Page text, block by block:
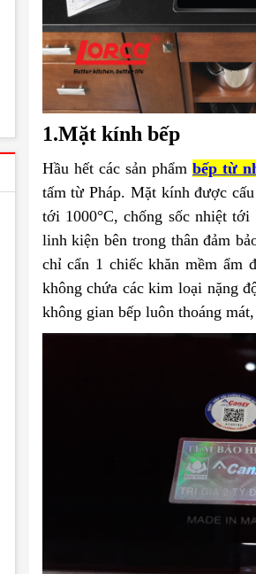
1.Mặt kính bếp
Hầu hết các sản phẩm bếp từ
tấm từ Pháp. Mặt kính được
tới 1000°C, chống sốc nhiệt
linh kiện bên trong thân đảm
chỉ cẩn 1 chiếc khăn mềm ẩm
không chứa các kim loại nặng
không gian bếp luôn thoáng